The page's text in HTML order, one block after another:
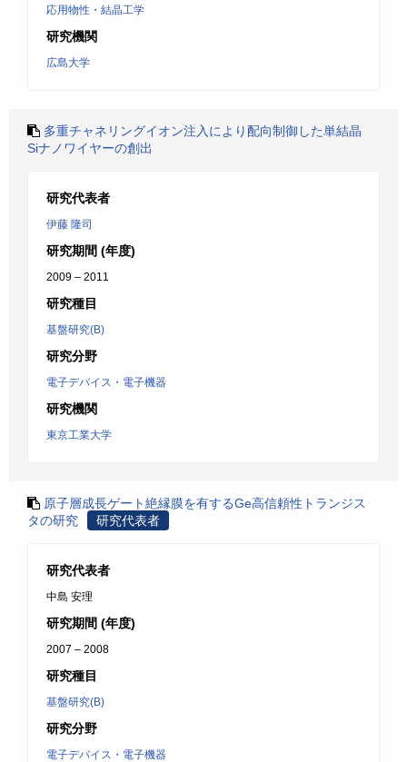
応用物性・結晶工学
研究機関
広島大学
多重チャネリングイオン注入により配向制御した単結晶
Siナノワイヤーの創出
研究代表者
伊藤 隆司
研究期間 (年度)
2009 – 2011
研究種目
基盤研究(B)
研究分野
電子デバイス・電子機器
研究機関
東京工業大学
原子層成長ゲート絶縁膜を有するGe高信頼性トランジス
タの研究
研究代表者
研究代表者
中島 安理
研究期間 (年度)
2007 – 2008
研究種目
基盤研究(B)
研究分野
電子デバイス・電子機器